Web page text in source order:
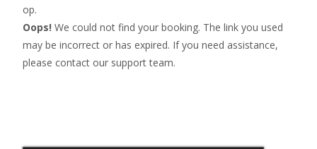
op.
Oops! We could not find your booking. The link you used
may be incorrect or has expired. If you need assistance,
please contact our support team.